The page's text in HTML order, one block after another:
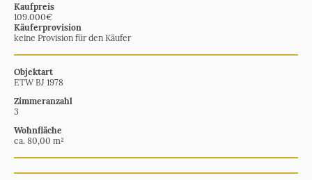
Kaufpreis
109.000€
Käuferprovision
keine Provision für den Käufer
Objektart
ETW BJ 1978
Zimmeranzahl
3
Wohnfläche
ca. 80,00 m²